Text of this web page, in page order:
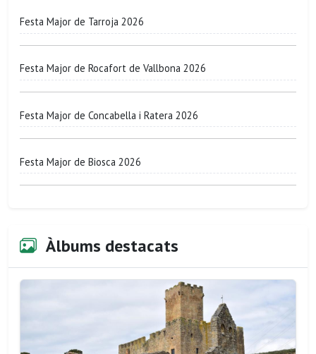
Festa Major de Tarroja 2026
Festa Major de Rocafort de Vallbona 2026
Festa Major de Concabella i Ratera 2026
Festa Major de Biosca 2026
Àlbums destacats